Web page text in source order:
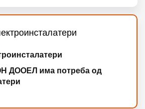
ДООЕЛ има потреба од